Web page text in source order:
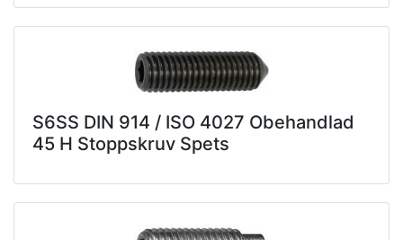
S6SS DIN 914 / ISO 4027 Obehandlad
45 H Stoppskruv Spets